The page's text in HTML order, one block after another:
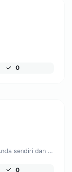
0
Dengan mudah buat tanda tangan kustom Anda sendiri dan unduh dengan mudah.
0